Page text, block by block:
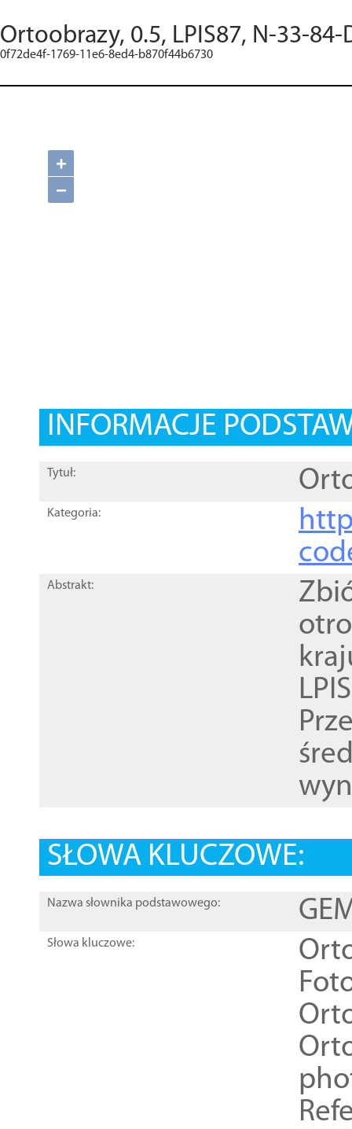
Ortoobrazy, 0.5, LPIS87, N-33-84-
0f72de4f-1769-11e6-8ed4-b870f44b6730
+
−
INFORMACJE
Tytuł:
Kategoria:
Abstrakt:
SŁOWA KLUCZOWE:
Nazwa słownika podstawowego:
Słowa kluczowe: